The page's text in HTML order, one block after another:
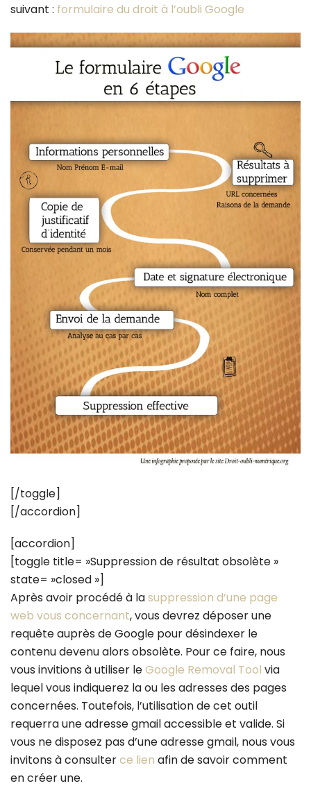
suivant : formulaire du droit à l’oubli Google
[/toggle]
[/accordion]
[accordion]
[toggle title= »Suppression de résultat obsolète »
state= »closed »]
Après avoir procédé à lasuppression d’une page
web vous concernant, vous devrez déposer une
requête auprès de Google pour désindexer le
contenu devenu alors obsolète. Pour ce faire, nous
vous invitions à utiliser leGoogle Removal Tool via
lequel vous indiquerez la ou les adresses des pages
concernées. Toutefois, l’utilisation de cet outil
requerra une adresse gmail accessible et valide. Si
vous ne disposez pas d’une adresse gmail, nous vous
invitons à consulterce lien afin de savoir comment
en créer une.